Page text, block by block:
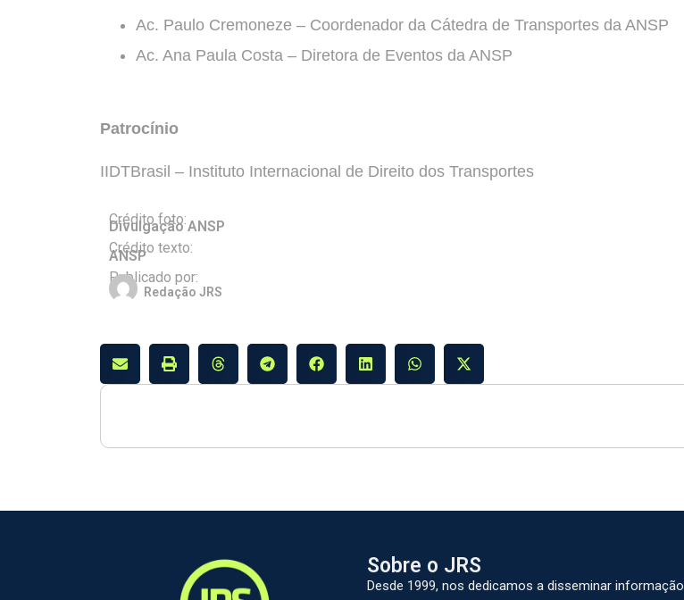
Ac. Paulo Cremoneze – Coordenador da Cátedra de Transportes da ANSP
Ac. Ana Paula Costa – Diretora de Eventos da ANSP
Patrocínio
IIDTBrasil – Instituto Internacional de Direito dos Transportes
Crédito foto:
Divulgação ANSP
Crédito texto:
ANSP
Publicado por:
Redação JRS
Sobre o JRS
Desde 1999, nos dedicamos a disseminar informação